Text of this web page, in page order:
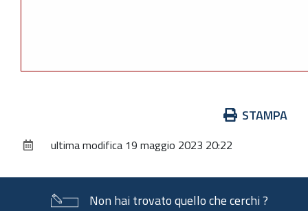
documento
STAMPA
ultima modifica 19 maggio 2023 20:22
Non hai trovato quello che cerchi ?